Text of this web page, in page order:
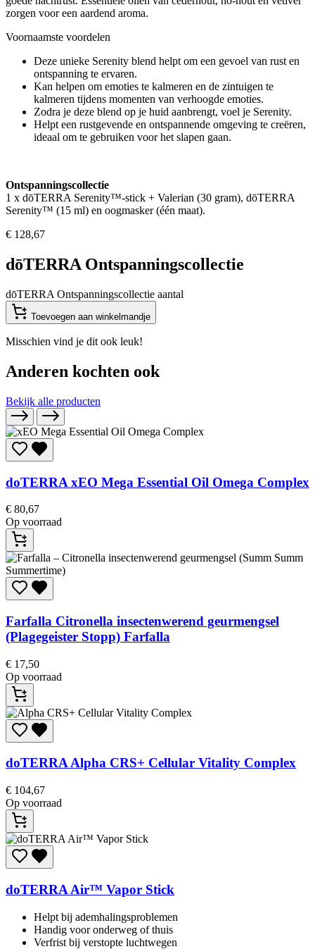
zorgen voor een aardend aroma.
Voornaamste voordelen
Deze unieke Serenity blend helpt om een gevoel van rust en
ontspanning te ervaren.
Kan helpen om emoties te kalmeren en de zintuigen te
kalmeren tijdens momenten van verhoogde emoties.
Zodra je deze blend op je huid aanbrengt, voel je Serenity.
Helpt een rustgevende en ontspannende omgeving te creëren,
ideaal om te gebruiken voor het slapen gaan.
Ontspanningscollectie
1 x dōTERRA Serenity™-stick + Valerian (30 gram), dōTERRA
Serenity™ (15 ml) en oogmasker (één maat).
€ 128,67
dōTERRA Ontspanningscollectie
dōTERRA Ontspanningscollectie aantal
Toevoegen aan winkelmandje
Misschien vind je dit ook leuk!
Anderen kochten ook
Bekijk alle producten
doTERRA xEO Mega Essential Oil Omega Complex
€ 80,67
Op voorraad
Farfalla Citronella insectenwerend geurmengsel
(Plagegeister Stopp) Farfalla
€ 17,50
Op voorraad
doTERRAAlpha CRS+ Cellular Vitality Complex
€ 104,67
Op voorraad
doTERRA Air™ Vapor Stick
Helpt bij ademhalingsproblemen
Handig voor onderweg of thuis
Verfrist bij verstopte luchtwegen